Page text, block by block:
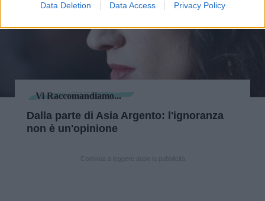
Data Deletion Data Access Privacy Policy
Vi Raccomandiamo...
Dalla parte di Asia Argento: l'ignoranza
non è un'opinione